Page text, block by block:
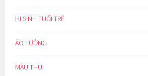
HI SINH TUỔI TRẺ
ẢO TƯỞNG
MÀU THU